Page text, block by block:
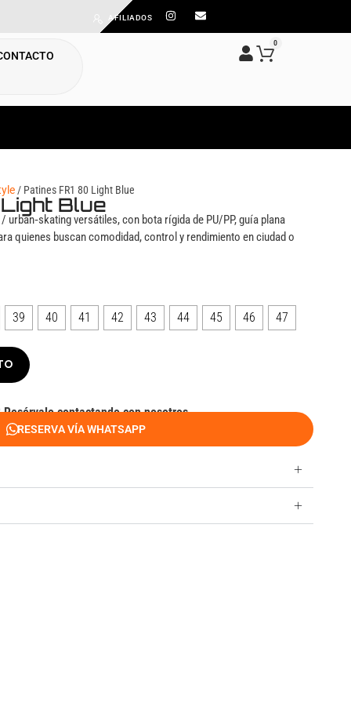
AFILIADOS
0
/ Patines FR1 80 Light Blue
Blue
urban‑skating versátiles, con bota rígida de PU/PP, guía plana
quienes buscan comodidad, control y rendimiento en ciudad o
39 40 41 42 43 44 45 46 47
Resérvalo contactando con nosotros.
RESERVA VÍA WHATSAPP